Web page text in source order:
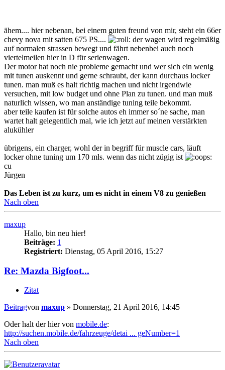
ähem.... hier nebenan, bei einem guten freund von mir, steht ein 66er
chevy nova mit satten 675 PS....
der wagen wird regelmäßig
auf normalen strassen bewegt und fährt nebenbei auch noch
viertelmeilen hier in D für serienwagen.
Der motor hat noch nie probleme gemacht und wer sich ein wenig
mit tunen auskennt und gerne schraubt, der kann durchaus locker
tunen. man muß es halt richtig machen und nicht irgendwie
versuchen, mit low budget und ohne Plan zu tunen. und man muß
naturlich wissen, wo man anständige tuning teile bekommt.
aber teile kaufen ist für solche autos eh immer so´ne sache, man
wartet halt gelegentlich mal, wie ich jetzt auf meinen verstärkten
alukühler
übrigens, ein charger, wohl der in begriff für muscle cars, läuft
locker ohne tuning um 170 mls. wenn das nicht zügig ist
cu
Jürgen
Das Leben ist zu kurz, um es nicht in einem V8 zu genießen
Nach oben
maxup
Hallo, bin neu hier!
Beiträge: 1
Registriert: Dienstag, 05 April 2016, 15:27
Re: Mazda Bigfoot...
Zitat
Beitragvon maxup » Donnerstag, 21 April 2016, 14:45
Oder halt der hier von mobile.de:
http://suchen.mobile.de/fahrzeuge/detai ... geNumber=1
Nach oben